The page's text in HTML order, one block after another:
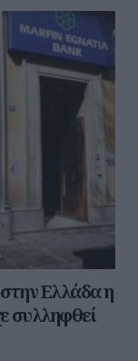
Ελλάδα η
συλληφθεί